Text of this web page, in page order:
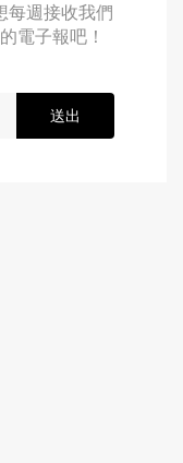
每週接收我們
電子報吧！
送出